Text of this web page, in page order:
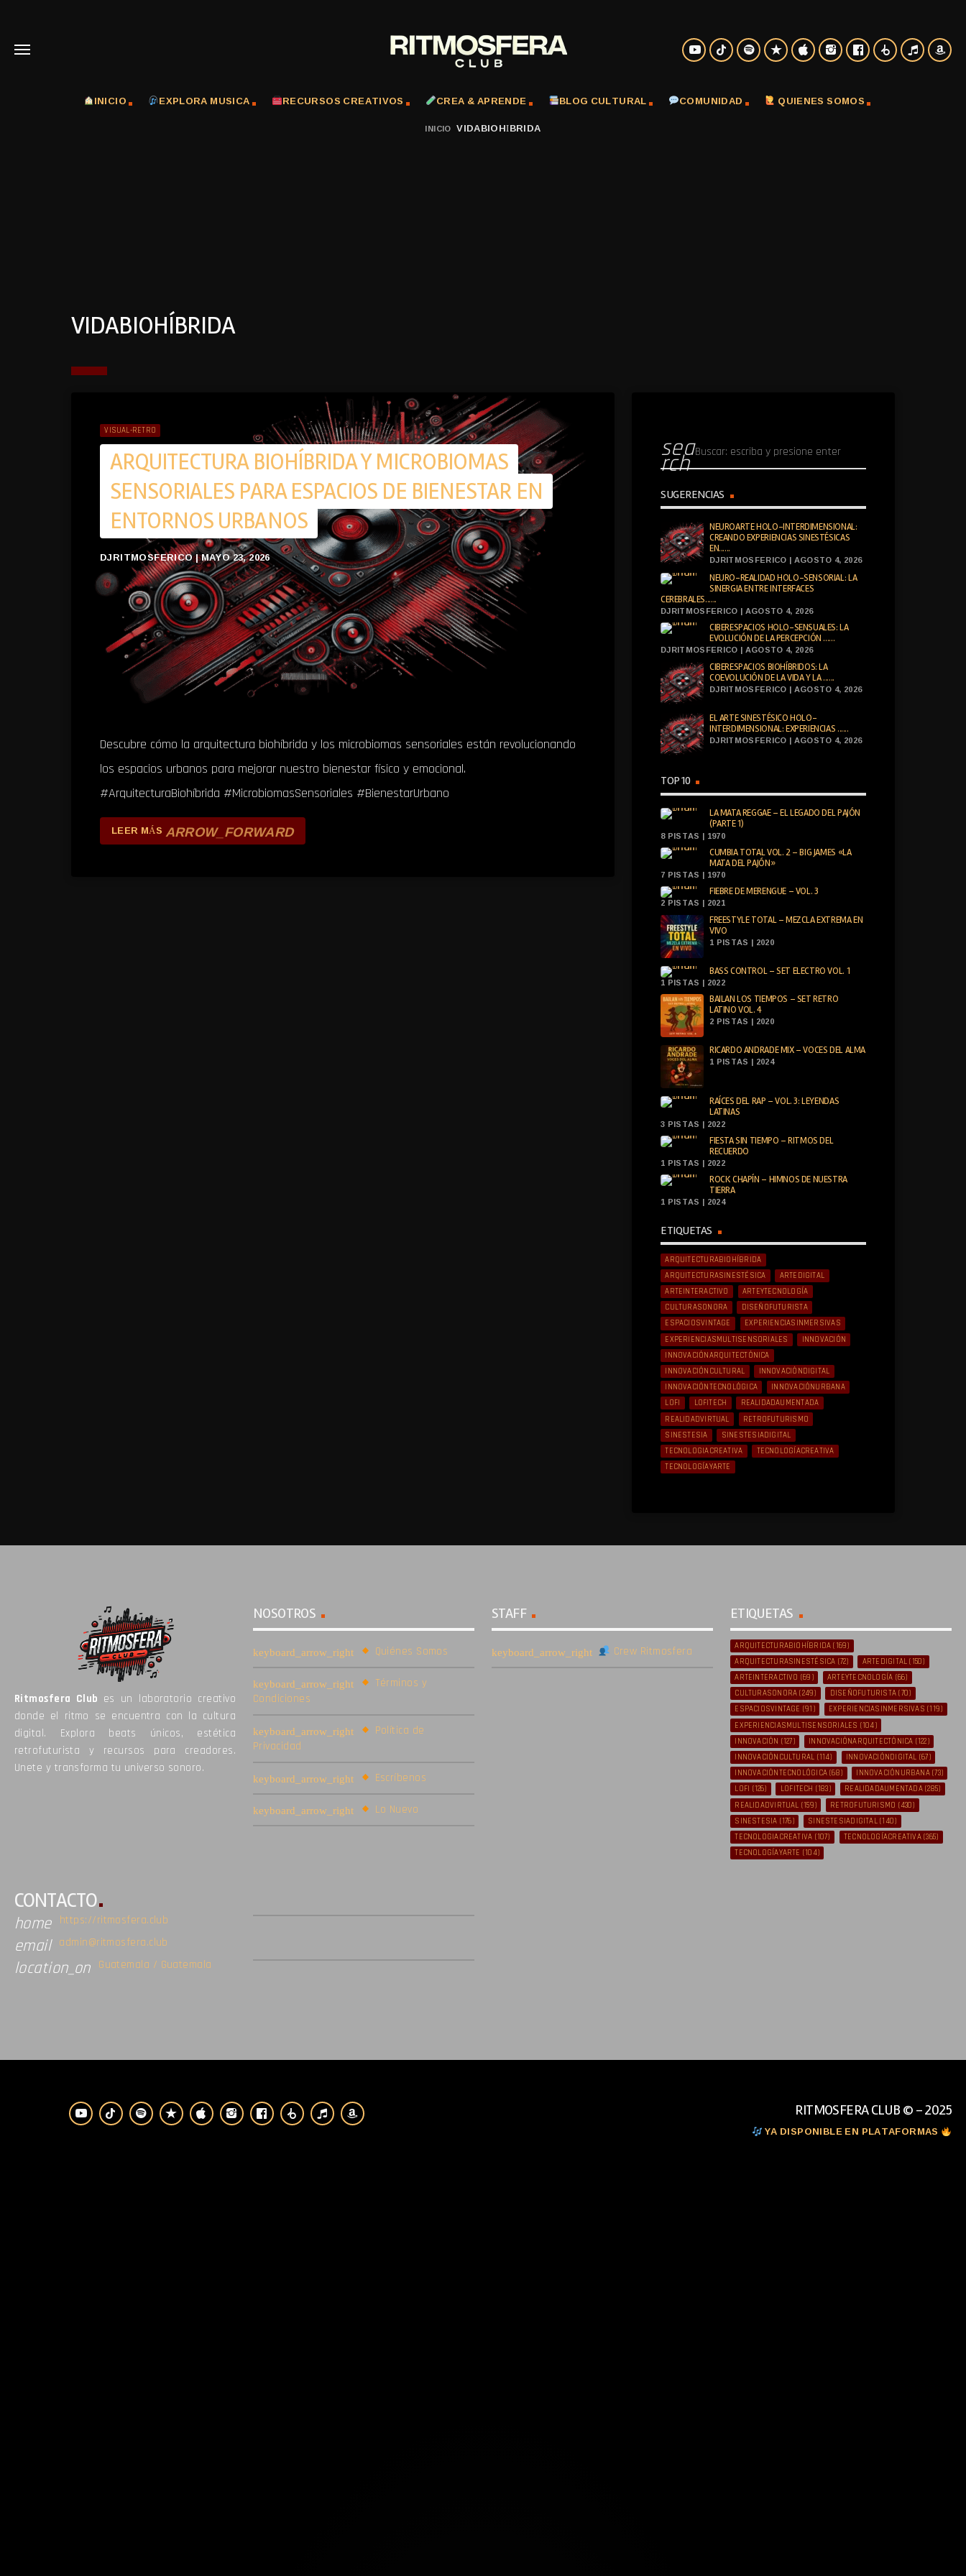
INICIO EXPLORA MUSICA RECURSOS CREATIVOS CREA & APRENDE BLOG CULTURAL COMUNIDAD QUIENES SOMOS
INICIO VIDABIOHÍBRIDA
VIDABIOHÍBRIDA
VISUAL-RETRO
ARQUITECTURA BIOHÍBRIDA Y MICROBIOMAS
SENSORIALES PARA ESPACIOS DE BIENESTAR EN
ENTORNOS URBANOS
DJRITMOSFERICO | MAYO 23, 2026
Descubre cómo la arquitectura biohíbrida y los microbiomas sensoriales están revolucionando
los espacios urbanos para mejorar nuestro bienestar físico y emocional.
#ArquitecturaBiohíbrida #MicrobiomasSensoriales #BienestarUrbano
LEER MÁS ARROW_FORWARD
sea
rch
SUGERENCIAS
NEUROARTE HOLO-INTERDIMENSIONAL:
CREANDO EXPERIENCIAS SINESTÉSICAS
EN......
DJRITMOSFERICO | AGOSTO 4, 2026
NEURO-REALIDAD HOLO-SENSORIAL: LA
SINERGIA ENTRE INTERFACES
CEREBRALES......
DJRITMOSFERICO | AGOSTO 4, 2026
CIBERESPACIOS HOLO-SENSUALES: LA
EVOLUCIÓN DE LA PERCEPCIÓN ......
DJRITMOSFERICO | AGOSTO 4, 2026
CIBERESPACIOS BIOHÍBRIDOS: LA
COEVOLUCIÓN DE LA VIDA Y LA ......
DJRITMOSFERICO | AGOSTO 4, 2026
EL ARTE SINESTÉSICO HOLO-
INTERDIMENSIONAL: EXPERIENCIAS ......
DJRITMOSFERICO | AGOSTO 4, 2026
TOP 10
LA MATA REGGAE – EL LEGADO DEL PAJÓN
(PARTE 1)
8 PISTAS | 1970
CUMBIA TOTAL VOL. 2 – BIG JAMES «LA
MATA DEL PAJÓN»
7 PISTAS | 1970
FIEBRE DE MERENGUE – VOL. 3
2 PISTAS | 2021
FREESTYLE TOTAL – MEZCLA EXTREMA EN
VIVO
1 PISTAS | 2020
BASS CONTROL – SET ELECTRO VOL. 1
1 PISTAS | 2022
BAILAN LOS TIEMPOS – SET RETRO
LATINO VOL. 4
2 PISTAS | 2020
RICARDO ANDRADE MIX – VOCES DEL ALMA
1 PISTAS | 2024
RAÍCES DEL RAP – VOL. 3: LEYENDAS
LATINAS
3 PISTAS | 2022
FIESTA SIN TIEMPO – RITMOS DEL
RECUERDO
1 PISTAS | 2022
ROCK CHAPÍN – HIMNOS DE NUESTRA
TIERRA
1 PISTAS | 2024
ETIQUETAS
ARQUITECTURABIOHÍBRIDA
ARQUITECTURASINESTÉSICA
ARTEDIGITAL
ARTEINTERACTIVO
ARTEYTECNOLOGÍA
CULTURASONORA
DISEÑOFUTURISTA
ESPACIOSVINTAGE
EXPERIENCIASINMERSIVAS
EXPERIENCIASMULTISENSORIALES
INNOVACIÓN
INNOVACIÓNARQUITECTÓNICA
INNOVACIÓNCULTURAL
INNOVACIÓNDIGITAL
INNOVACIÓNTECNOLÓGICA
INNOVACIÓNURBANA
LOFI
LOFITECH
REALIDADAUMENTADA
REALIDADVIRTUAL
RETROFUTURISMO
SINESTESIA
SINESTESIADIGITAL
TECNOLOGIACREATIVA
TECNOLOGÍACREATIVA
TECNOLOGÍAYARTE
Ritmosfera Club es un laboratorio creativo
donde el ritmo se encuentra con la cultura
digital. Explora beats únicos, estética
retrofuturista y recursos para creadores.
Unete y transforma tu universo sonoro.
NOSOTROS
Quiénes Somos
Términos y
Condiciones
Política de
Privacidad
Escríbenos
Lo Nuevo
STAFF
Crew Ritmosfera
ETIQUETAS
ARQUITECTURABIOHÍBRIDA (169)
ARQUITECTURASINESTÉSICA (72) ARTEDIGITAL (150)
ARTEINTERACTIVO (69) ARTEYTECNOLOGÍA (66)
CULTURASONORA (249) DISEÑOFUTURISTA (70)
ESPACIOSVINTAGE (91) EXPERIENCIASINMERSIVAS (119)
EXPERIENCIASMULTISENSORIALES (104)
INNOVACIÓN (127) INNOVACIÓNARQUITECTÓNICA (122)
INNOVACIÓNCULTURAL (114) INNOVACIÓNDIGITAL (67)
INNOVACIÓNTECNOLÓGICA (68) INNOVACIÓNURBANA(73)
LOFI (126) LOFITECH (183) REALIDADAUMENTADA(285)
REALIDADVIRTUAL (159) RETROFUTURISMO (430)
SINESTESIA (176) SINESTESIADIGITAL(140)
TECNOLOGIACREATIVA (107) TECNOLOGÍACREATIVA(365)
TECNOLOGÍAYARTE (104)
CONTACTO
home https://ritmosfera.club
email admin@ritmosfera.club
location_on Guatemala / Guatemala
RITMOSFERA CLUB © - 2025
YA DISPONIBLE EN PLATAFORMAS